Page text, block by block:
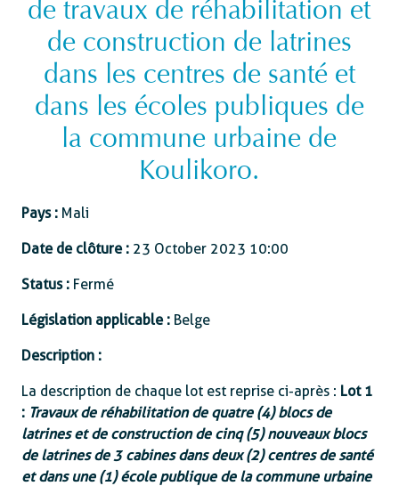
de travaux de réhabilitation et
de construction de latrines
dans les centres de santé et
dans les écoles publiques de
la commune urbaine de
Koulikoro.
Pays : Mali
Date de clôture : 23 October 2023 10:00
Status : Fermé
Législation applicable : Belge
Description :
La description de chaque lot est reprise ci-après : Lot 1
: Travaux de réhabilitation de quatre (4) blocs de
latrines et de construction de cinq (5) nouveaux blocs
de latrines de 3 cabines dans deux (2) centres de santé
et dans une (1) école publique de la commune urbaine